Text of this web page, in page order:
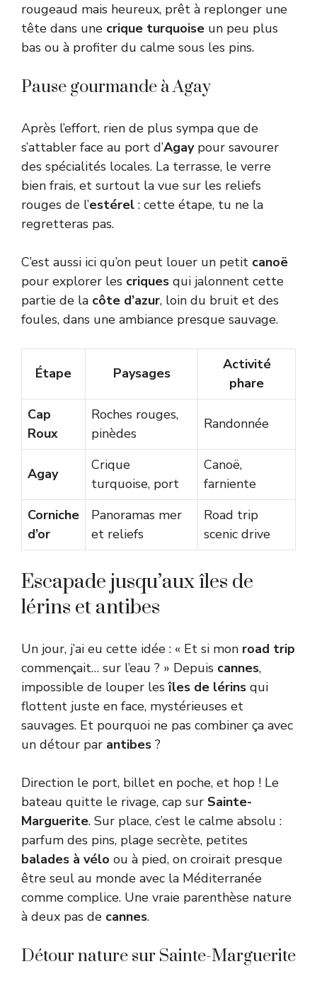
rougeaud mais heureux, prêt à replonger une
tête dans une crique turquoise un peu plus
bas ou à profiter du calme sous les pins.
Pause gourmande à Agay
Après l’effort, rien de plus sympa que de
s’attabler face au port d’Agaypour savourer
des spécialités locales. La terrasse, le verre
bien frais, et surtout la vue sur les reliefs
rouges de l’estérel : cette étape, tu ne la
regretteras pas.
C’est aussi ici qu’on peut louer un petit canoë
pour explorer les criques qui jalonnent cette
partie de la côte d’azur, loin du bruit et des
foules, dans une ambiance presque sauvage.
Étape Paysages
Activité
phare
Cap
Roux
Roches rouges,
pinèdes
Randonnée
Agay
Crique
turquoise, port
Canoë,
farniente
Corniche
d’or
Panoramas mer
et reliefs
Road trip
scenic drive
Escapade jusqu’aux îles de
lérins et antibes
Un jour, j’ai eu cette idée : « Et si mon road trip
commençait… sur l’eau ? » Depuis cannes,
impossible de louper lesîles de lérins qui
flottent juste en face, mystérieuses et
sauvages. Et pourquoi ne pas combiner ça avec
un détour par antibes ?
Direction le port, billet en poche, et hop ! Le
bateau quitte le rivage, cap sur Sainte-
Marguerite. Sur place, c’est le calme absolu :
parfum des pins, plage secrète, petites
balades à vélo ou à pied, on croirait presque
être seul au monde avec la Méditerranée
comme complice. Une vraie parenthèse nature
à deux pas de cannes.
Détour nature sur Sainte-Marguerite